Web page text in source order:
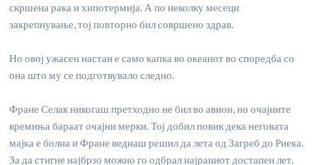
скршена рака и хипотермија. А по неколку месеци
закрепнување, тој повторно бил совршено здрав.
Но овој ужасен настан е само капка во океанот во споредба со
она што му се подготвувало следно.
Фране Селак никогаш претходно не бил во авион, но очајните
времиња бараат очајни мерки. Тој добил повик дека неговата
мајка е болна и Фране веднаш решил да лета од Загреб до Риека.
За да стигне најбрзо можно го одбрал најраниот достапен лет.